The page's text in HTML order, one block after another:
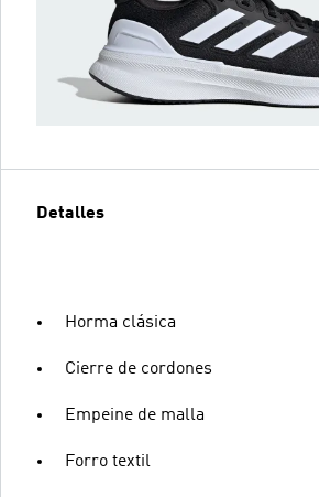
Detalles
Horma clásica
Cierre de cordones
Empeine de malla
Forro textil